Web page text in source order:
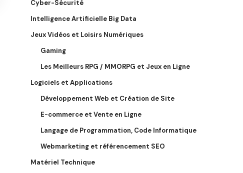
Cyber-Sécurité
Intelligence Artificielle Big Data
Jeux Vidéos et Loisirs Numériques
Gaming
Les Meilleurs RPG / MMORPG et Jeux en Ligne
Logiciels et Applications
Développement Web et Création de Site
E-commerce et Vente en Ligne
Langage de Programmation, Code Informatique
Webmarketing et référencement SEO
Matériel Technique